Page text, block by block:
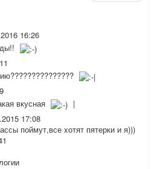
16:26
??????????
вкусная
|
17:08
поймут,все хотят пятерки и я)))